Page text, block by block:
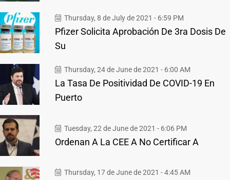
Thursday, 8 de July de 2021 - 6:59 PM
Pfizer Solicita Aprobación De 3ra Dosis De
Su
Thursday, 24 de June de 2021 - 6:00 AM
La Tasa De Positividad De COVID-19 En
Puerto
Tuesday, 22 de June de 2021 - 6:06 PM
Ordenan A La CEE A No Certificar A
Thursday, 17 de June de 2021 - 4:45 AM